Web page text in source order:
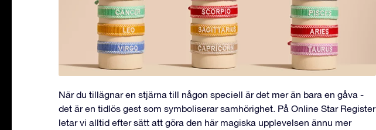
När du tillägnar en stjärna till någon speciell är det mer än bara en gåva -
det är en tidlös gest som symboliserar samhörighet. På Online Star Register
letar vi alltid efter sätt att göra den här magiska upplevelsen ännu mer